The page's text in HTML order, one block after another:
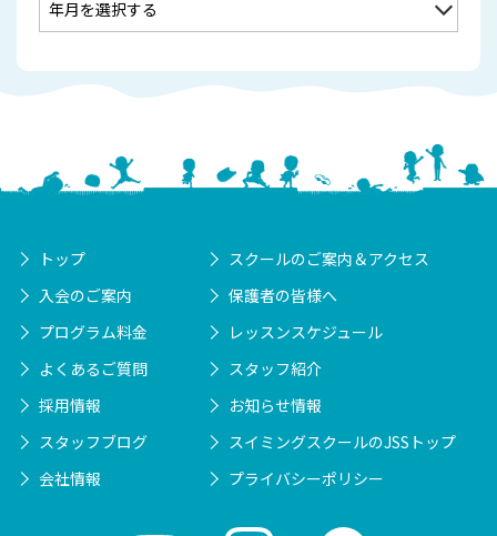
トップ
スクールのご案内＆アクセス
入会のご案内
保護者の皆様へ
プログラム料金
レッスンスケジュール
よくあるご質問
スタッフ紹介
採用情報
お知らせ情報
スタッフブログ
スイミングスクールのJSSトップ
会社情報
プライバシーポリシー